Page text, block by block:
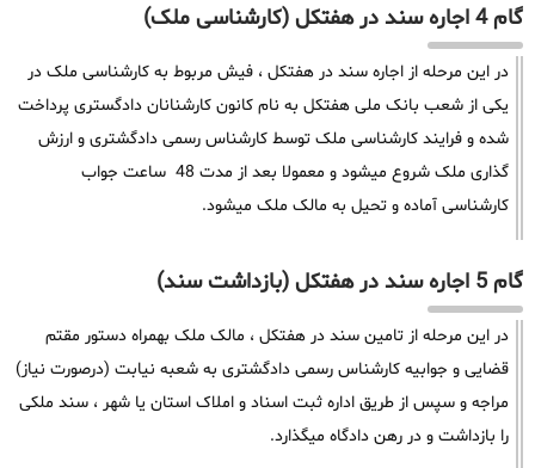
گام 4 اجاره سند در هفتکل (کارشناسی ملک)
در این مرحله از اجاره سند در هفتکل ، فیش مربوط به کارشناسی ملک در
یکی از شعب بانک ملی هفتکل به نام کانون کارشنانان دادگستری پرداخت
شده و فرایند کارشناسی ملک توسط کارشناس رسمی دادگشتری و ارزش
گذاری ملک شروع میشود و معمولا بعد از مدت 48 ساعت جواب
کارشناسی آماده و تحیل به مالک ملک میشود.
گام 5 اجاره سند در هفتکل (بازداشت سند)
در این مرحله از تامین سند در هفتکل ، مالک ملک بهمراه دستور مقتم
قضایی و جوابیه کارشناس رسمی دادگشتری به شعبه نیابت (درصورت نیاز)
مراجه و سپس از طریق اداره ثبت اسناد و املاک استان یا شهر ، سند ملکی
را بازداشت و در رهن دادگاه میگذارد.